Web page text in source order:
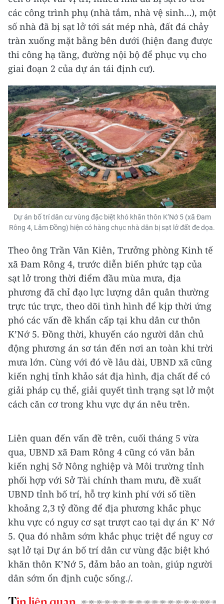
các công trình phụ (nhà tắm, nhà vệ sinh…), một
số nhà đã bị sạt lở tới sát mép nhà, đất đá chảy
tràn xuống mặt bằng bên dưới (hiện đang được
thi công hạ tầng, đường nội bộ để phục vụ cho
giai đoạn 2 của dự án tái định cư).
Dự án bố trí dân cư vùng đặc biệt khó khăn thôn K’Nớ 5 (xã Đam
Rông 4, Lâm Đồng) hiện có hàng chục nhà dân bị sạt lở đất đe dọa.
Theo ông Trần Văn Kiên, Trưởng phòng Kinh tế
xã Đam Rông 4, trước diễn biến phức tạp của
sạt lở trong thời điểm đầu mùa mưa, địa
phương đã chỉ đạo lực lượng dân quân thường
trực túc trực, theo dõi tình hình để kịp thời ứng
phó các vấn đề khẩn cấp tại khu dân cư thôn
K’Nớ 5. Đồng thời, khuyến cáo người dân chủ
động phương án sơ tán đến nơi an toàn khi trời
mưa lớn. Cùng với đó về lâu dài, UBND xã cũng
kiến nghị tỉnh khảo sát địa hình, địa chất để có
giải pháp cụ thể, giải quyết tình trạng sạt lở một
cách căn cơ trong khu vực dự án nêu trên.
Liên quan đến vấn đề trên, cuối tháng 5 vừa
qua, UBND xã Đam Rông 4 cũng có văn bản
kiến nghị Sở Nông nghiệp và Môi trường tỉnh
phối hợp với Sở Tài chính tham mưu, đề xuất
UBND tỉnh bố trí, hỗ trợ kinh phí với số tiền
khoảng 2,3 tỷ đồng để địa phương khắc phục
khu vực có nguy cơ sạt trượt cao tại dự án K’ Nớ
5. Qua đó nhằm sớm khắc phục triệt để nguy cơ
sạt lở tại Dự án bố trí dân cư vùng đặc biệt khó
khăn thôn K’Nớ 5, đảm bảo an toàn, giúp người
dân sớm ổn định cuộc sống./.